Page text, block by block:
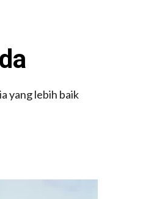
yang lebih baik